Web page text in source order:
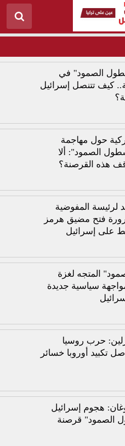
الصمود" في
كيف تتنصل إسرائيل
حول مهاجمة
الصمود": ألا
هذه القرصنة؟
لرئيسة المفوضية
فتح مضيق هرمز
على إسرائيل
المتجه لغزة
سياسية جديدة
حرب روسيا
تكبيد أوروبا خسائر
هجوم إسرائيل
الصمود" قرصنة